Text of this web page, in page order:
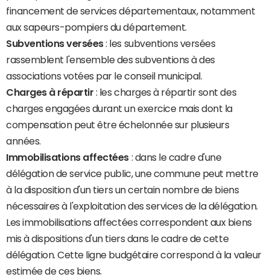
financement de services départementaux, notamment
aux sapeurs-pompiers du département.
Subventions versées: les subventions versées
rassemblent l'ensemble des subventions à des
associations votées par le conseil municipal.
Charges à répartir : les charges à répartir sont des
charges engagées durant un exercice mais dont la
compensation peut être échelonnée sur plusieurs
années.
Immobilisations affectées : dans le cadre d'une
délégation de service public, une commune peut mettre
à la disposition d'un tiers un certain nombre de biens
nécessaires à l'exploitation des services de la délégation.
Les immobilisations affectées correspondent aux biens
mis à dispositions d'un tiers dans le cadre de cette
délégation. Cette ligne budgétaire correspond à la valeur
estimée de ces biens.